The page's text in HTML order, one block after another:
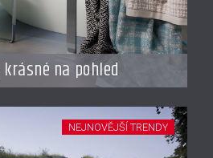
na pohled
NEJNOVĚJŠÍ TRENDY